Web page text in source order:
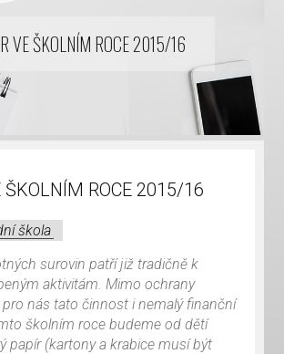
VE ŠKOLNÍM ROCE 2015/16
ŠKOLNÍM ROCE 2015/16
škola
surovin patří již tradičně k
aktivitám. Mimo ochrany
nás tato činnost i nemalý finanční
školním roce budeme od dětí
papír (kartony a krabice musí být